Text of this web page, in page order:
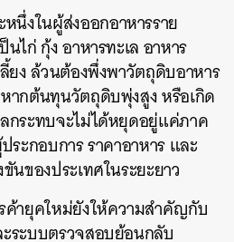
นึ่งในผู้ส่งออกอาหารราย
ไก่ กุ้ง อาหารทะเล อาหาร
ยง ล้วนต้องพึ่งพาวัตถุดิบอาหาร
ากต้นทุนวัตถุดิบพุ่งสูง หรือเกิด
ระทบจะไม่ได้หยุดอยู่แค่ภาค
ะกอบการ ราคาอาหาร และ
นของประเทศในระยะยาว
ค้ายุคใหม่ยังให้ความสำคัญกับ
ระบบตรวจสอบย้อนกลับ